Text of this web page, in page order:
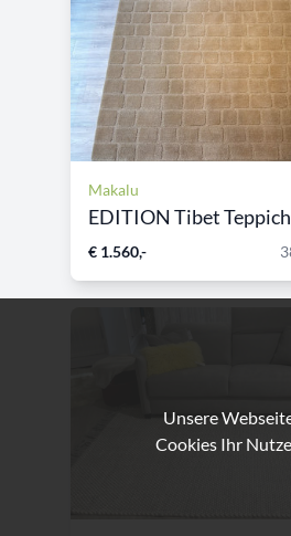
Makalu
EDITION Tibet Teppich
€ 1.560,-
Unsere
Cookies Ihr